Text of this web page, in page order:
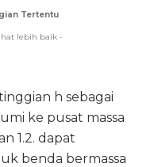
Tertentu
lebih baik -
h sebagai
ke pusat massa
1.2. dapat
benda bermassa